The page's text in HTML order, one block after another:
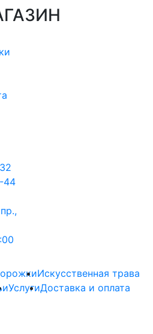
44
Искусственная трава
УслугиДоставка и оплата